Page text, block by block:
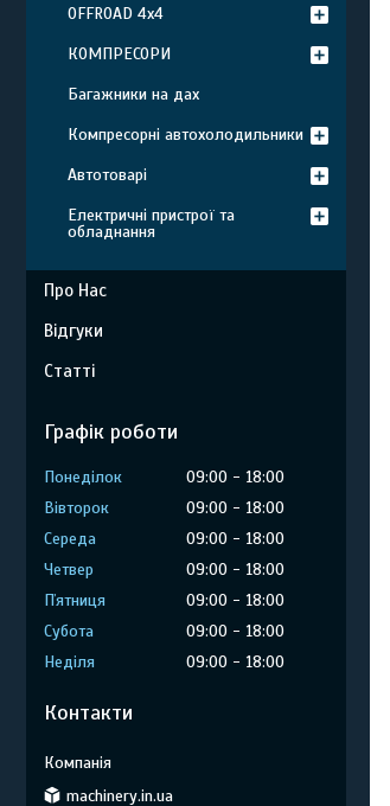
OFFROAD 4х4
КОМПРЕСОРИ
Багажники на дах
Компресорні автохолодильники
Автотоварі
Електричні пристрої та
обладнання
Про Нас
Відгуки
Статті
Графік роботи
Понеділок 09:00
18:00
Вівторок
09:00
18:00
Середа
09:00
18:00
Четвер
09:00
18:00
Пʼятниця
09:00
18:00
Субота
09:00
18:00
Неділя
09:00 18:00
Контакти
machinery.in.ua